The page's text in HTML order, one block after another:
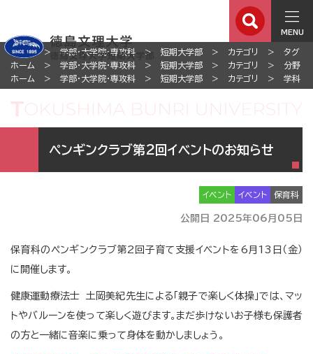
MENU
ホーム 学部・大学院・専攻科 短期大学部 カテゴリ
タグ
ホーム
学部・大学院・専攻科 短期大学部 カテゴリ
分野
ホーム
学部・大学院・専攻科 短期大学部 カテゴリ 学科
ペンギンクラブ第2回イベントのお知らせ
イベント イベント 保育科
公開日 2025年06月05日
保育科のペンギンクラブ第2回子育て支援イベントを6月13日（金）
に開催します。
健康運動療法士 土岡美紀先生による「親子で楽しく体操」では、マッ
トやバルーンを使って楽しく遊びます。まだ歩けないお子様も保護者
の方と一緒に音楽に乗って身体を動かしましょう。